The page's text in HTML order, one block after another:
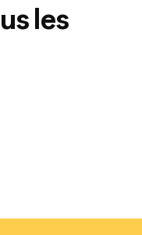
les